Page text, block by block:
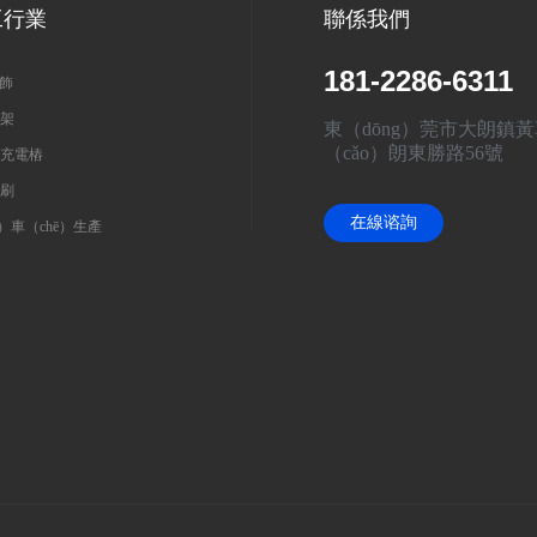
業
電樁
車（chē）生產
聯係我們
181-2286-6311
東（dōng）莞市大朗鎮
（cǎo）朗東勝路56號
在線谘詢